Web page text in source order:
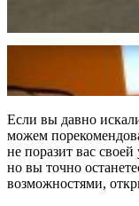
Если вы давно
можем
не поразит вас
но вы точно
возможностями,